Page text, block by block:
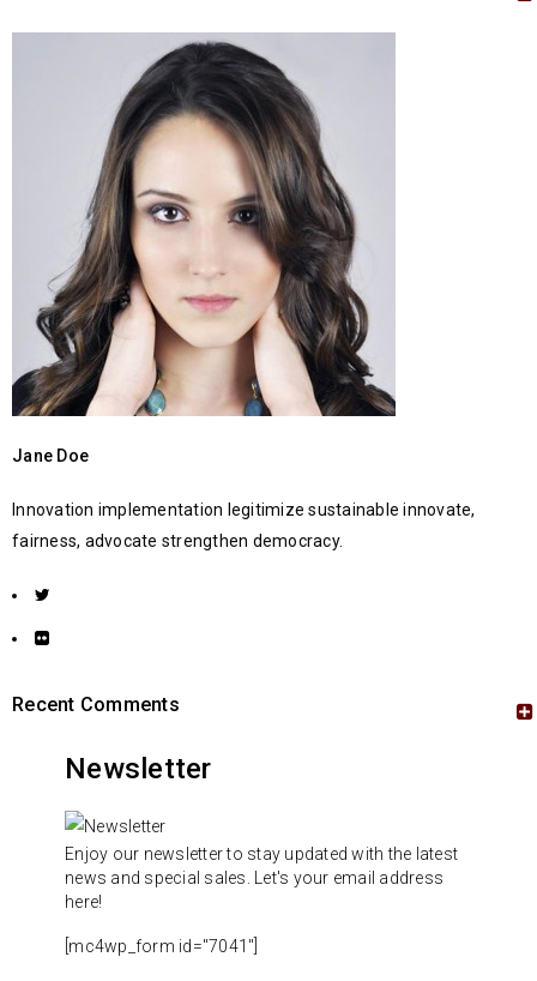
Jane Doe
Innovation implementation legitimize sustainable innovate,
fairness, advocate strengthen democracy.
Recent Comments
Newsletter
Enjoy our newsletter to stay updated with the latest
news and special sales. Let's your email address
here!
[mc4wp_form id="7041"]